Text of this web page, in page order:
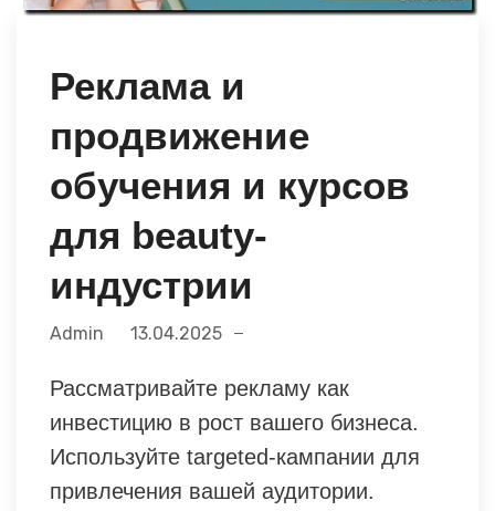
Реклама и
продвижение
обучения и курсов
для beauty-
индустрии
Admin 13.04.2025
Рассматривайте рекламу как
инвестицию в рост вашего бизнеса.
Используйте targeted-кампании для
привлечения вашей аудитории.